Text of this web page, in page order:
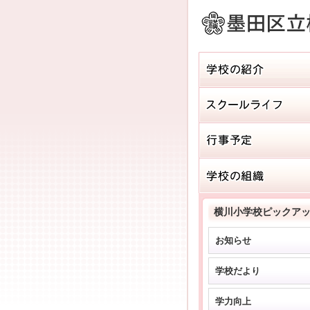
横川小学校ピックア
お知らせ
学校だより
学力向上